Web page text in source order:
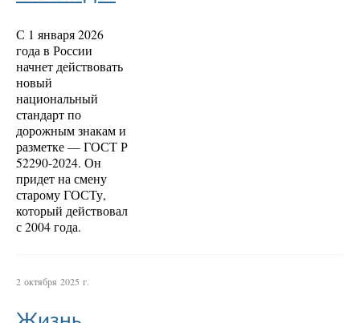
С 1 января 2026
года в России
начнет действовать
новый
национальный
стандарт по
дорожным знакам и
разметке — ГОСТ Р
52290-2024. Он
придет на смену
старому ГОСТу,
который действовал
с 2004 года.
2 октября 2025 г.